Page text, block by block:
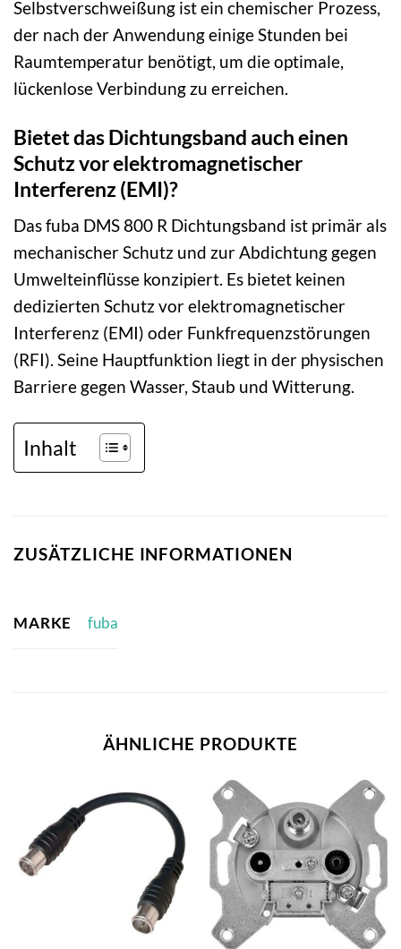
Selbstverschweißung ist ein chemischer Prozess,
der nach der Anwendung einige Stunden bei
Raumtemperatur benötigt, um die optimale,
lückenlose Verbindung zu erreichen.
Bietet das Dichtungsband auch einen
Schutz vor elektromagnetischer
Interferenz (EMI)?
Das fuba DMS 800 R Dichtungsband ist primär als
mechanischer Schutz und zur Abdichtung gegen
Umwelteinflüsse konzipiert. Es bietet keinen
dedizierten Schutz vor elektromagnetischer
Interferenz (EMI) oder Funkfrequenzstörungen
(RFI). Seine Hauptfunktion liegt in der physischen
Barriere gegen Wasser, Staub und Witterung.
Inhalt
ZUSÄTZLICHE INFORMATIONEN
MARKE fuba
ÄHNLICHE PRODUKTE